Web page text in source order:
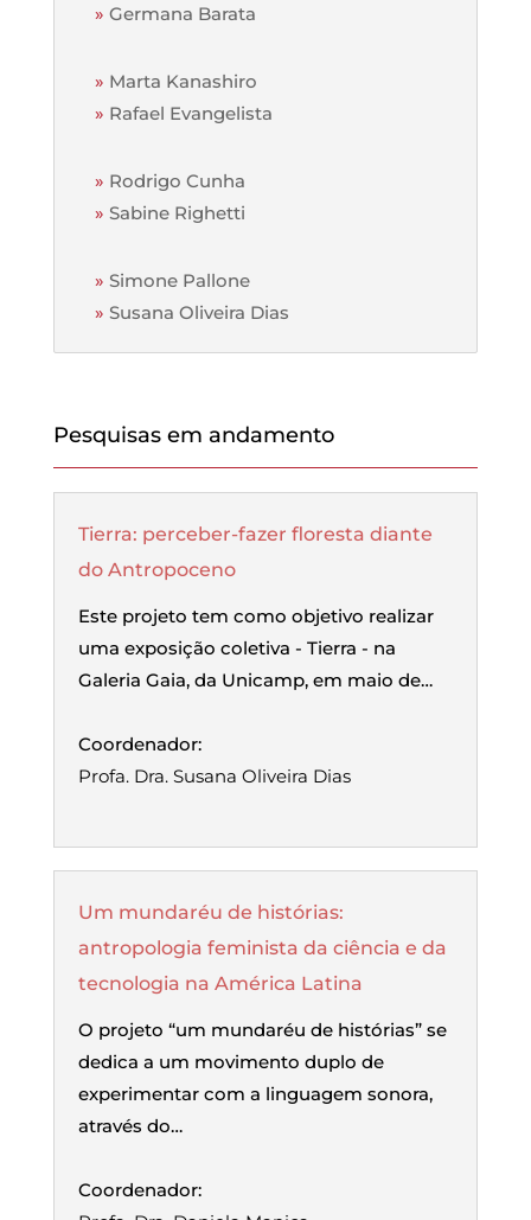
» Germana Barata
» Marta Kanashiro
» Rafael Evangelista
» Rodrigo Cunha
» Sabine Righetti
» Simone Pallone
» Susana Oliveira Dias
Pesquisas em andamento
Tierra: perceber-fazer floresta diante
do Antropoceno
Este projeto tem como objetivo realizar
uma exposição coletiva - Tierra - na
Galeria Gaia, da Unicamp, em maio de…
Coordenador:
Profa. Dra. Susana Oliveira Dias
Um mundaréu de histórias:
antropologia feminista da ciência e da
tecnologia na América Latina
O projeto “um mundaréu de histórias” se
dedica a um movimento duplo de
experimentar com a linguagem sonora,
através do…
Coordenador: